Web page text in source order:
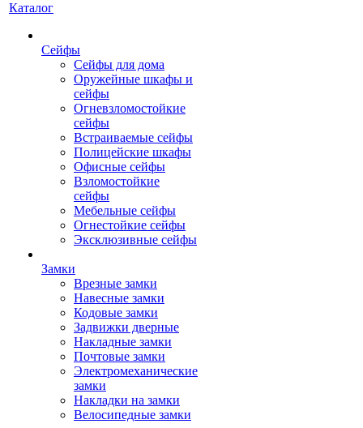
Каталог
Сейфы
Сейфы для дома
Оружейные шкафы и
сейфы
Огневзломостойкие
сейфы
Встраиваемые сейфы
Полицейские шкафы
Офисные сейфы
Взломостойкие
сейфы
Мебельные сейфы
Огнестойкие сейфы
Эксклюзивные сейфы
Замки
Врезные замки
Навесные замки
Кодовые замки
Задвижки дверные
Накладные замки
Почтовые замки
Электромеханические
замки
Накладки на замки
Велосипедные замки